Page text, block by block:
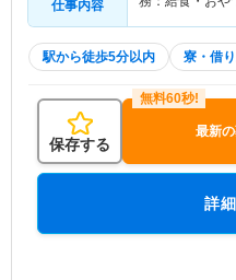
仕事内容
駅から徒歩5分以内 寮・借
保存する
最新
詳